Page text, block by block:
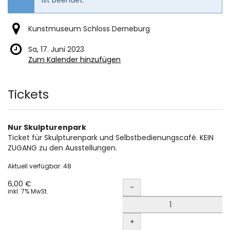
Kunstmuseum Schloss Derneburg
Sa, 17. Juni 2023
Zum Kalender hinzufügen
Produkte
Tickets
Nur Skulpturenpark
Ticket für Skulpturenpark und Selbstbedienungscafé. KEIN
ZUGANG zu den Ausstellungen.
Aktuell verfügbar: 48
6,00 €
inkl. 7% MwSt. Menge
-
+